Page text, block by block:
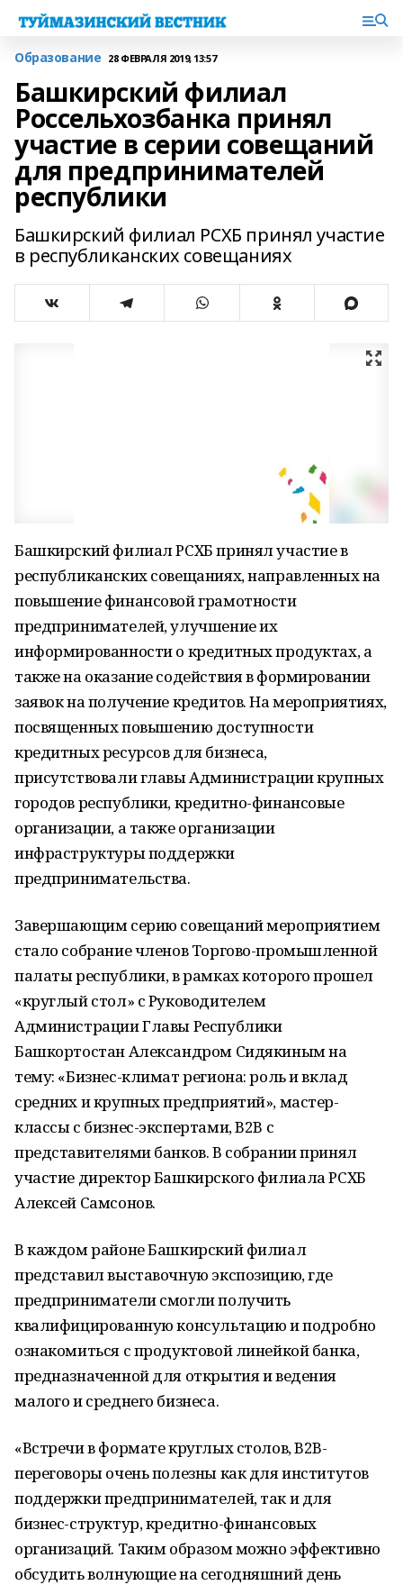
Образование 28 ФЕВРАЛЯ 2019, 13:57
Башкирский филиал
Россельхозбанка принял
участие в серии совещаний
для предпринимателей
республики
Башкирский филиал РСХБ принял участие
в республиканских совещаниях
Башкирский филиал РСХБ принял участие в
республиканских совещаниях, направленных на
повышение финансовой грамотности
предпринимателей, улучшение их
информированности о кредитных продуктах, а
также на оказание содействия в формировании
заявок на получение кредитов. На мероприятиях,
посвященных повышению доступности
кредитных ресурсов для бизнеса,
присутствовали главы Администрации крупных
городов республики, кредитно-финансовые
организации, а также организации
инфраструктуры поддержки
предпринимательства.
Завершающим серию совещаний мероприятием
стало собрание членов Торгово-промышленной
палаты республики, в рамках которого прошел
«круглый стол» с Руководителем
Администрации Главы Республики
Башкортостан Александром Сидякиным на
тему: «Бизнес-климат региона: роль и вклад
средних и крупных предприятий», мастер-
классы с бизнес-экспертами, B2B с
представителями банков. В собрании принял
участие директор Башкирского филиала РСХБ
Алексей Самсонов.
В каждом районе Башкирский филиал
представил выставочную экспозицию, где
предприниматели смогли получить
квалифицированную консультацию и подробно
ознакомиться с продуктовой линейкой банка,
предназначенной для открытия и ведения
малого и среднего бизнеса.
«Встречи в формате круглых столов, B2B-
переговоры очень полезны как для институтов
поддержки предпринимателей, так и для
бизнес-структур, кредитно-финансовых
организаций. Таким образом можно эффективно
обсудить волнующие на сегодняшний день